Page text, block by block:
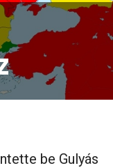
be Gulyás